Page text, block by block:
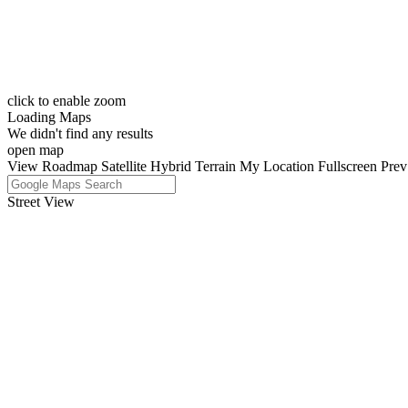
click to enable zoom
Loading Maps
We didn't find any results
open map
View Roadmap Satellite Hybrid Terrain My Location Fullscreen Prev
Street View